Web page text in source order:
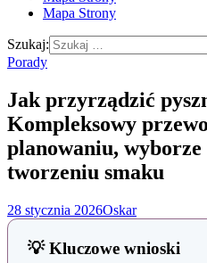
Mapa Strony
Szukaj:
Porady
Jak przyrządzić
Kompleksowy
planowaniu, wyborze
tworzeniu smaku
28 stycznia 2026Oskar
💡 Kluczowe wnioski